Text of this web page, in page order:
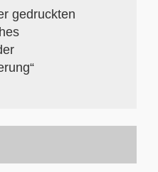
gedruckten